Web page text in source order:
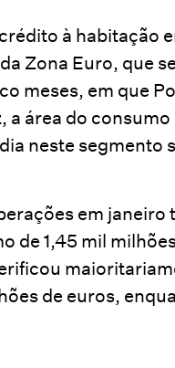
à habitação
Zona Euro, que
meses, em que
a área do
neste segmento
em
de 1,45 mil
de euros,